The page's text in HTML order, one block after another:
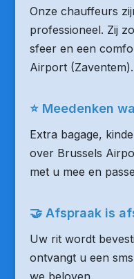
Onze chauffeurs
professioneel. Zij
sfeer en een
Airport (Zaventem).
⭐ Meedenken
Extra bagage,
over Brussels
met u mee en
🤝 Afspraak is
Uw rit wordt
ontvangt u een
we beloven.